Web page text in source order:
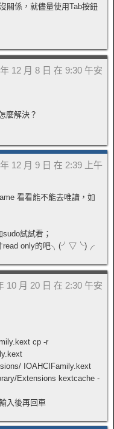
係，就儘量使用Tab按鈕
12 月 8 日 在 9:30 午安
麼解決？
12 月 9 日 在 2:39 上午
看看能不能去唯讀，如
試試看；
才read only的吧╮(╯▽╰)╭
10 月 20 日 在 2:30 午安
cp -r
IOAHCIFamily.kext
Extensions kextcache -
入後再回車